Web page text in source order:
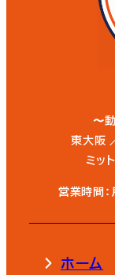
〜
東大阪
ミッ
営業時間
ホーム